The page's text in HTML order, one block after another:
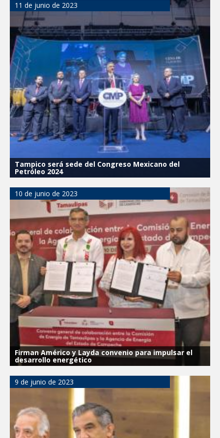
11 de junio de 2023
Tampico será sede del Congreso Mexicano del
Petróleo 2024
10 de junio de 2023
Firman Américo y Layda convenio para impulsar el
desarrollo energético
9 de junio de 2023